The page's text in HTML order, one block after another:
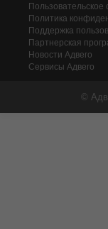
Пользовательское
Политика
Поддержка
Партнерская
Новости Адвего
Сервисы Адвего
©